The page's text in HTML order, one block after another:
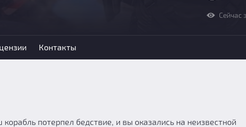
Сейчас
Контакты
потерпел бедствие, и вы оказались на неизвестной